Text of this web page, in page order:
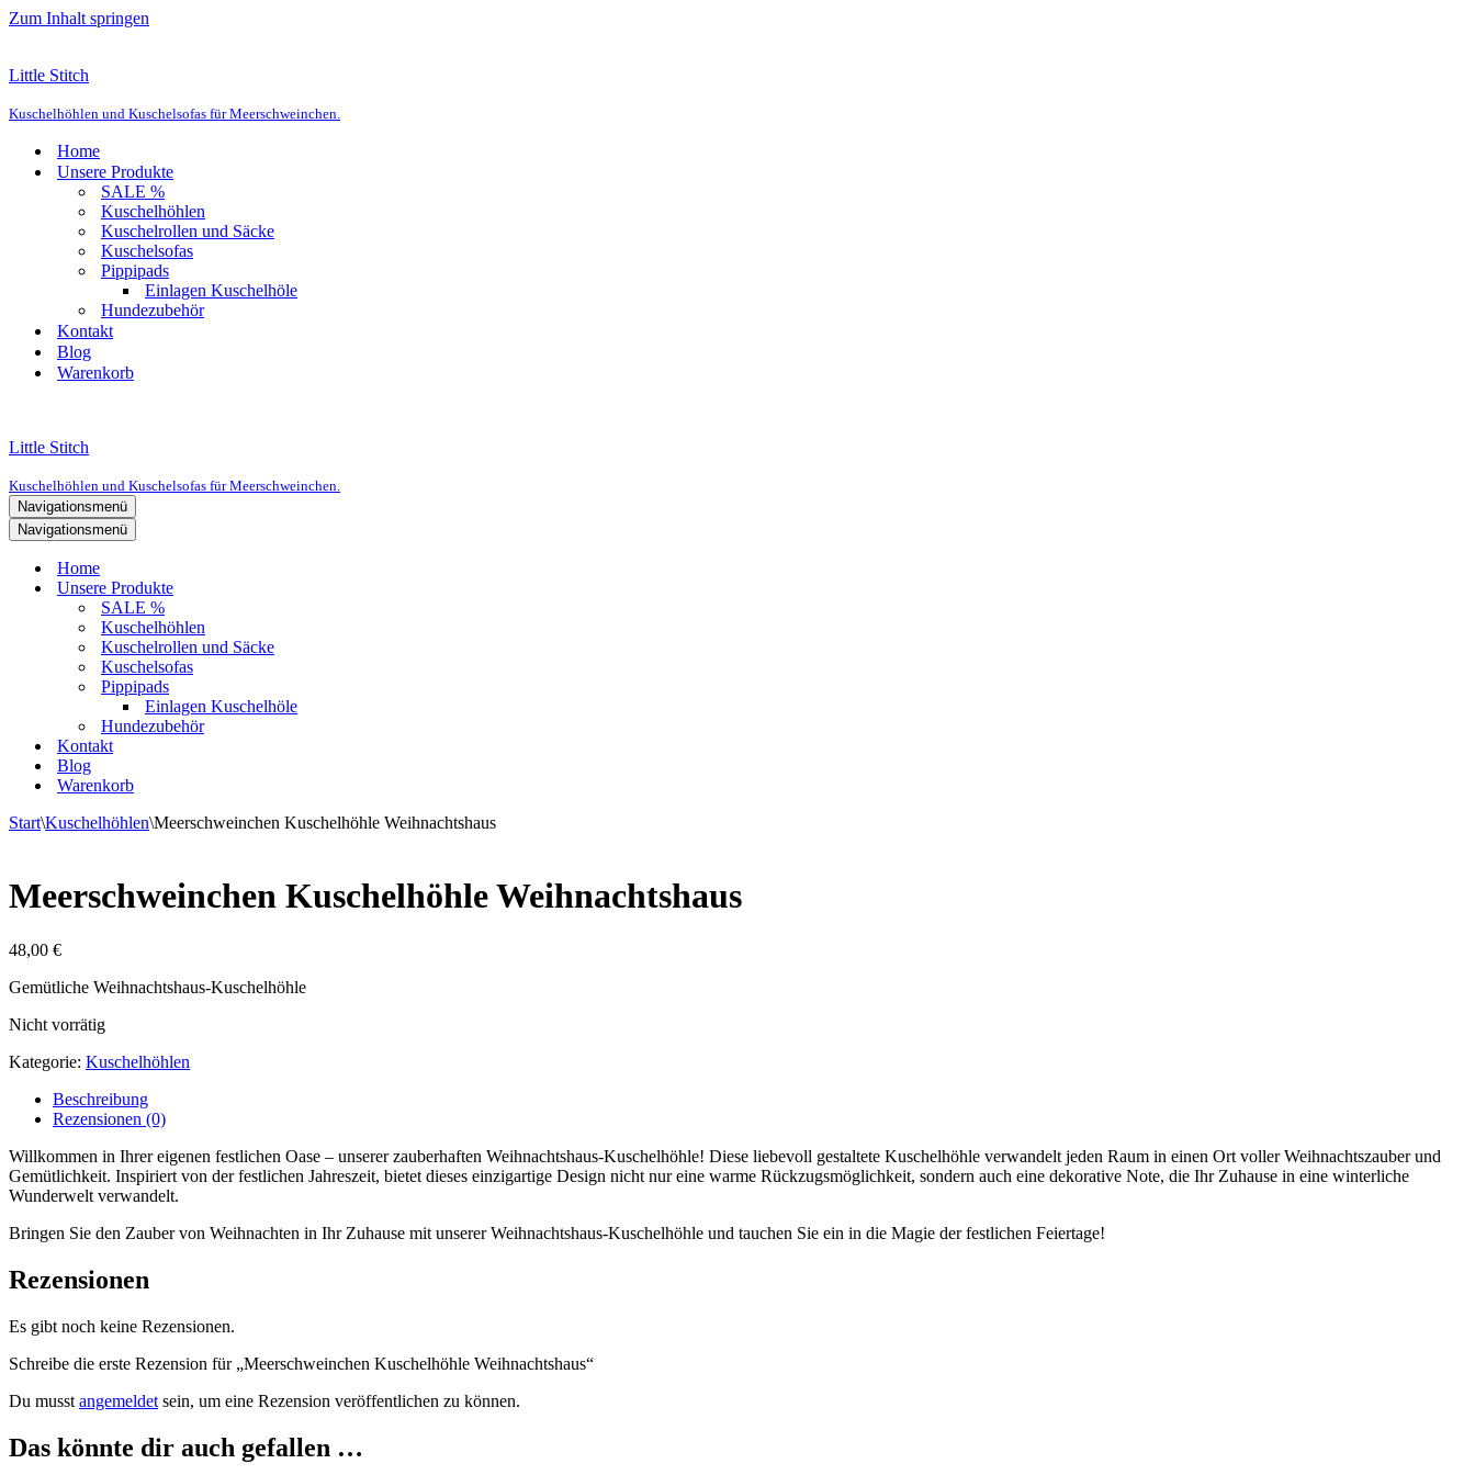
Zum Inhalt springen
Little Stitch
Kuschelhöhlen und Kuschelsofas für Meerschweinchen.
Home
Unsere Produkte
SALE %
Kuschelhöhlen
Kuschelrollen und Säcke
Kuschelsofas
Pippipads
Einlagen Kuschelhöle
Hundezubehör
Kontakt
Blog
Warenkorb
Little Stitch
Kuschelhöhlen und Kuschelsofas für Meerschweinchen.
Navigationsmenü
Navigationsmenü
Home
Unsere Produkte
SALE %
Kuschelhöhlen
Kuschelrollen und Säcke
Kuschelsofas
Pippipads
Einlagen Kuschelhöle
Hundezubehör
Kontakt
Blog
Warenkorb
Start\Kuschelhöhlen\Meerschweinchen Kuschelhöhle Weihnachtshaus
Meerschweinchen Kuschelhöhle Weihnachtshaus
48,00 €
Gemütliche Weihnachtshaus-Kuschelhöhle
Nicht vorrätig
Kategorie: Kuschelhöhlen
Beschreibung
Rezensionen (0)
Willkommen in Ihrer eigenen festlichen Oase – unserer zauberhaften Weihnachtshaus-Kuschelhöhle! Diese liebevoll gestaltete Kuschelhöhle verwandelt jeden Raum in einen Ort voller Weihnachtszauber und
Gemütlichkeit. Inspiriert von der festlichen Jahreszeit, bietet dieses einzigartige Design nicht nur eine warme Rückzugsmöglichkeit, sondern auch eine dekorative Note, die Ihr Zuhause in eine winterliche
Wunderwelt verwandelt.
Bringen Sie den Zauber von Weihnachten in Ihr Zuhause mit unserer Weihnachtshaus-Kuschelhöhle und tauchen Sie ein in die Magie der festlichen Feiertage!
Rezensionen
Es gibt noch keine Rezensionen.
Schreibe die erste Rezension für „Meerschweinchen Kuschelhöhle Weihnachtshaus“
Du musst angemeldet sein, um eine Rezension veröffentlichen zu können.
Das könnte dir auch gefallen …